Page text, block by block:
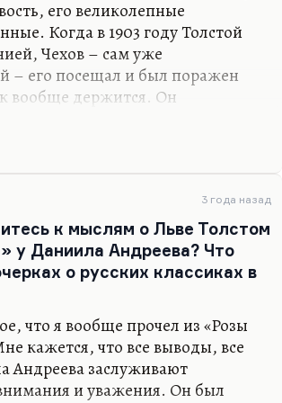
его великолепные
Когда в 1903 году Толстой
Чехов – сам уже
– его посещал и был поражен
вообще держится. Он
Чехов его навещал. Да, я думаю,
серьезные поводы восхищаться
абсолютно разрушен. Он
«Пока у человека легкие хороши, у
3 года назад
к мыслям о Льве Толстом
у Даниила Андреева? Что
о русских классиках в
что я вообще прочел из «Розы
кажется, что все выводы, все
Андреева заслуживают
и уважения. Он был